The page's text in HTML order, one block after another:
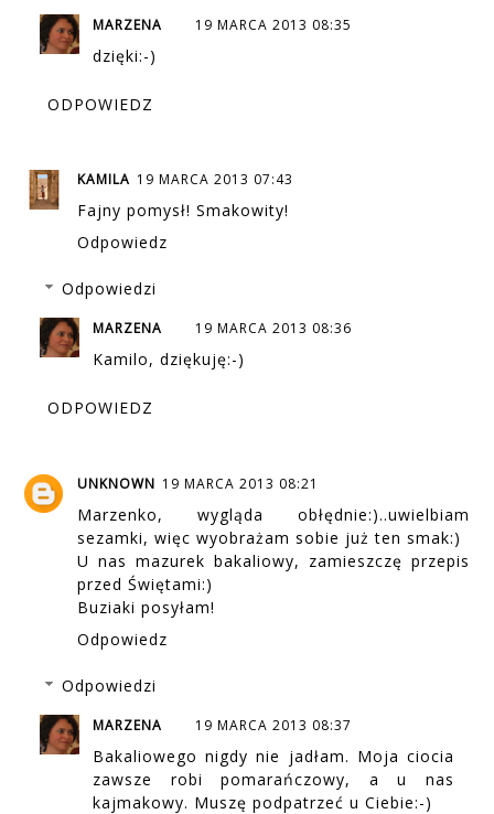
MARZENA 19 MARCA 2013 08:35
dzięki:-)
ODPOWIEDZ
KAMILA 19 MARCA 2013 07:43
Fajny pomysł! Smakowity!
Odpowiedz
Odpowiedzi
MARZENA 19 MARCA 2013 08:36
Kamilo, dziękuję:-)
ODPOWIEDZ
UNKNOWN 19 MARCA 2013 08:21
Marzenko, wygląda obłędnie:)..uwielbiam
sezamki, więc wyobrażam sobie już ten smak:)
U nas mazurek bakaliowy, zamieszczę przepis
przed Świętami:)
Buziaki posyłam!
Odpowiedz
Odpowiedzi
MARZENA 19 MARCA 2013 08:37
Bakaliowego nigdy nie jadłam. Moja ciocia
zawsze robi pomarańczowy, a u nas
kajmakowy. Muszę podpatrzeć u Ciebie:-)